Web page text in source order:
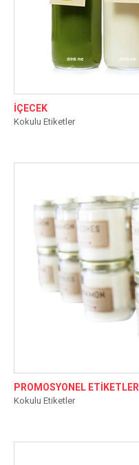
İÇECEK
Kokulu Etiketler
PROMOSYONEL ETİKETLER
Kokulu Etiketler